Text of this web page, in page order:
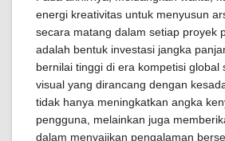
energi kreativitas untuk menyusun
secara matang dalam setiap proyek
adalah bentuk investasi jangka
bernilai tinggi di era kompetisi global
visual yang dirancang dengan
tidak hanya meningkatkan angka
pengguna, melainkan juga
dalam menyajikan pengalaman